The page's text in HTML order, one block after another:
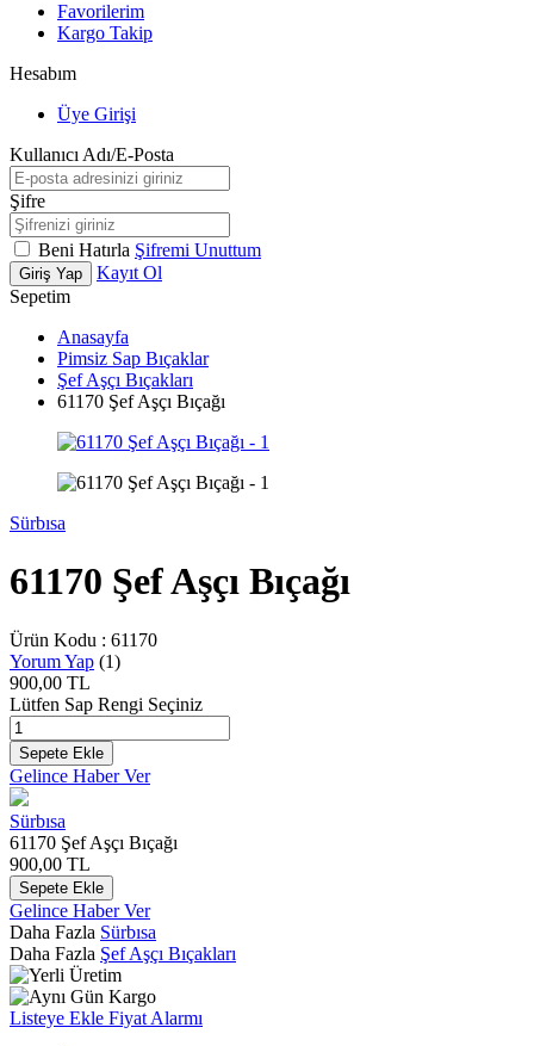
Favorilerim
Kargo Takip
Hesabım
Üye Girişi
Kullanıcı Adı/E-Posta
Şifre
Beni Hatırla Şifremi Unuttum
Giriş Yap
Kayıt Ol
Sepetim
Anasayfa
Pimsiz Sap Bıçaklar
Şef Aşçı Bıçakları
61170 Şef Aşçı Bıçağı
Sürbısa
61170 Şef Aşçı Bıçağı
Ürün Kodu : 61170
Yorum Yap (1)
900,00 TL
Lütfen Sap Rengi Seçiniz
Sepete Ekle
Gelince Haber Ver
Sürbısa
61170 Şef Aşçı Bıçağı
900,00 TL
Sepete Ekle
Gelince Haber Ver
Daha Fazla Sürbısa
Daha Fazla Şef Aşçı Bıçakları
Listeye Ekle Fiyat Alarmı